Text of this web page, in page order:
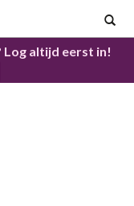
Log altijd eerst in!